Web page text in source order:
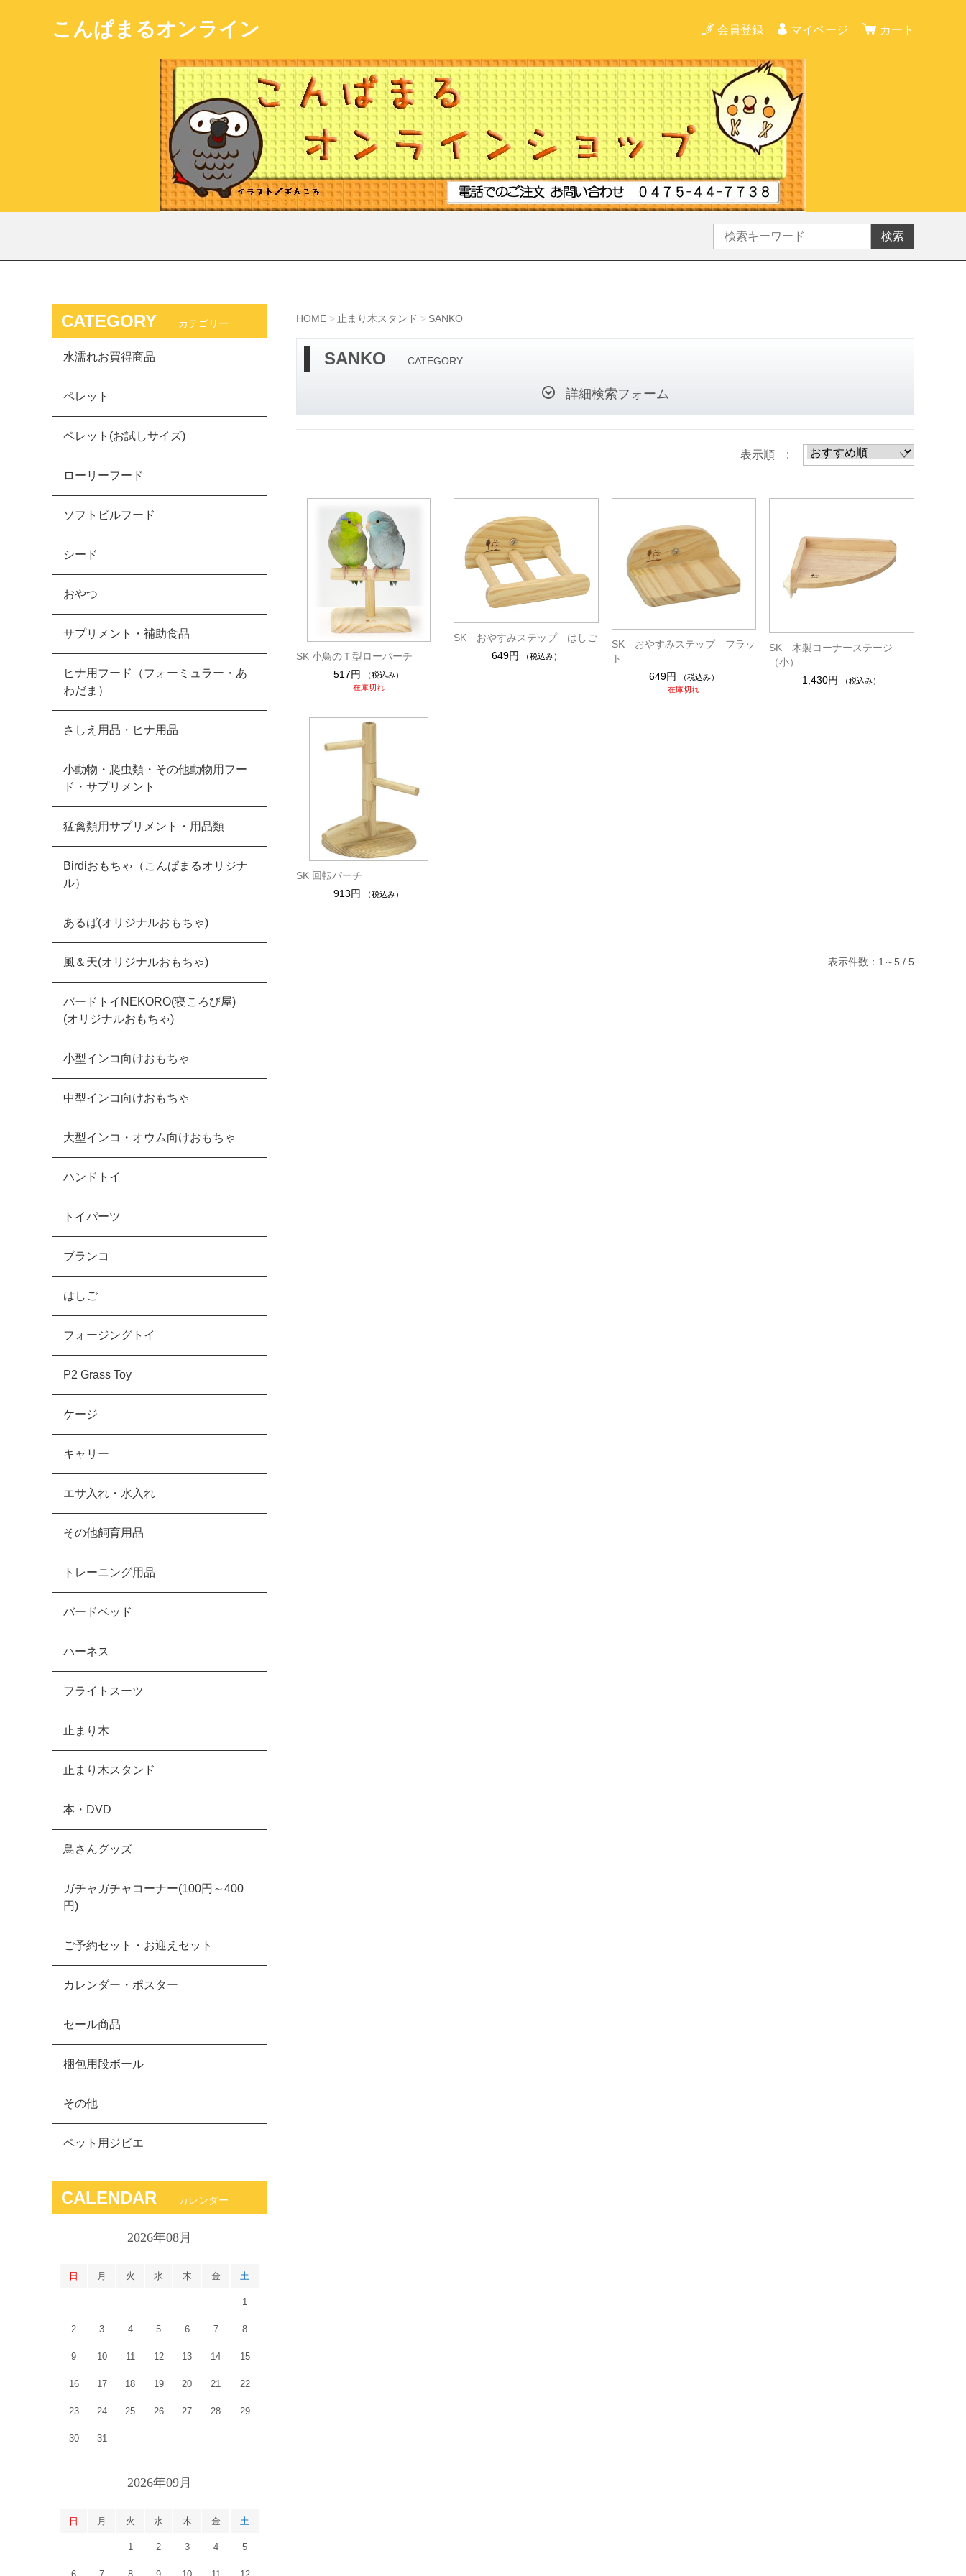
こんぱまるオンライン 会員登録 マイページ カート
検索
HOME 止まり木スタンド SANKO
SANKO CATEGORY
詳細検索フォーム
表示順 :
SK 小鳥のＴ型ローパーチ
517円
（税込み）
在庫切れ
SK おやすみステップ はしご
649円
（税込み）
SK おやすみステップ フラッ
ト
649円
（税込み）
在庫切れ
SK 木製コーナーステージ
（小）
1,430円
（税込み）
SK 回転パーチ
913円
（税込み）
表示件数：1～5 / 5
CATEGORY カテゴリー
水濡れお買得商品
ペレット
ペレット(お試しサイズ)
ローリーフード
ソフトビルフード
シード
おやつ
サプリメント・補助食品
ヒナ用フード（フォーミュラー・あ
わだま）
さしえ用品・ヒナ用品
小動物・爬虫類・その他動物用フー
ド・サプリメント
猛禽類用サプリメント・用品類
Birdiおもちゃ（こんぱまるオリジナ
ル）
あるば(オリジナルおもちゃ)
風＆天(オリジナルおもちゃ)
バードトイNEKORO(寝ころび屋)
(オリジナルおもちゃ)
小型インコ向けおもちゃ
中型インコ向けおもちゃ
大型インコ・オウム向けおもちゃ
ハンドトイ
トイパーツ
ブランコ
はしご
フォージングトイ
P2 Grass Toy
ケージ
キャリー
エサ入れ・水入れ
その他飼育用品
トレーニング用品
バードベッド
ハーネス
フライトスーツ
止まり木
止まり木スタンド
本・DVD
鳥さんグッズ
ガチャガチャコーナー(100円～400
円)
ご予約セット・お迎えセット
カレンダー・ポスター
セール商品
梱包用段ボール
その他
ペット用ジビエ
CALENDAR カレンダー
2026年08月
日 月 火 水 木 金 土
1
2 3 4 5 6 7 8
9 10 11 12 13 14 15
16 17 18 19 20 21 22
23 24 25 26 27 28 29
30 31
2026年09月
日 月 火 水 木 金 土
1 2 3 4 5